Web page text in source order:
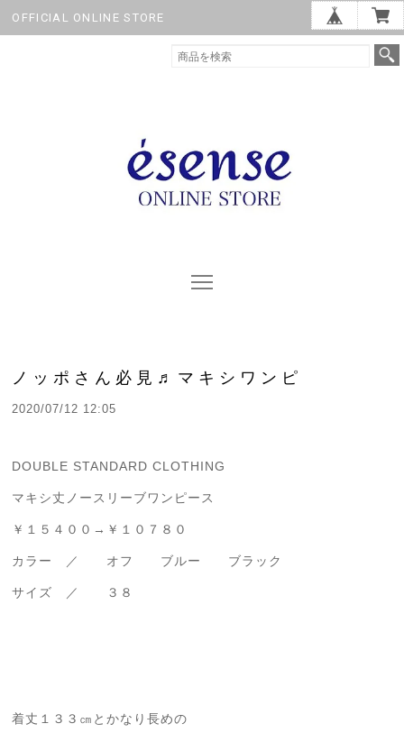
OFFICIAL ONLINE STORE
ノッポさん必見♬マキシワンピ
2020/07/12 12:05
DOUBLE STANDARD CLOTHING
マキシ丈ノースリーブワンピース
￥１５４００→￥１０７８０
カラー ／ オフ ブルー ブラック
サイズ ／ ３８
着丈１３３㎝とかなり長めの